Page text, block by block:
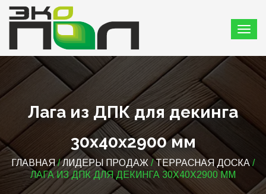
Лага из ДПК для декинга
30х40х2900 мм
ГЛАВНАЯ/ЛИДЕРЫ ПРОДАЖ /ТЕРРАСНАЯ ДОСКА /
ЛАГА ИЗ ДПК ДЛЯ ДЕКИНГА 30Х40Х2900 ММ